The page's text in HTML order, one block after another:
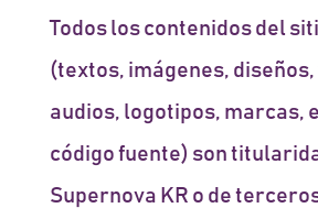
Todos los contenidos del
(textos, imágenes, diseños,
audios, logotipos, marcas,
código fuente) son
Supernova KR o de